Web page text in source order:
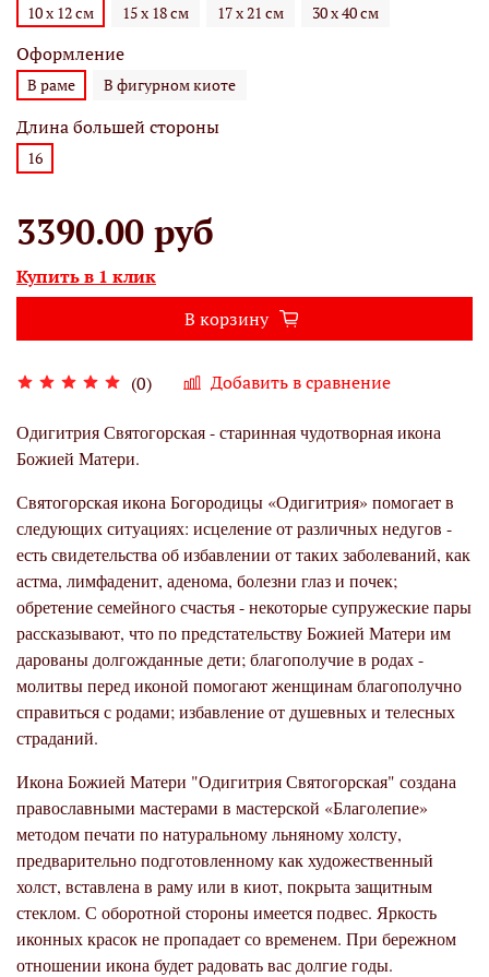
(0) Добавить в сравнение
10 х 12 см 15 х 18 см 17 х 21 см 30 х 40 см
Оформление
В раме В фигурном киоте
Длина большей стороны
16
3390.00 руб
Купить в 1 клик
В корзину
Одигитрия Святогорская - старинная чудотворная икона
Божией Матери.
Святогорская икона Богородицы «Одигитрия» помогает в
следующих ситуациях: исцеление от различных недугов -
есть свидетельства об избавлении от таких заболеваний, как
астма, лимфаденит, аденома, болезни глаз и почек;
обретение семейного счастья - некоторые супружеские пары
рассказывают, что по предстательству Божией Матери им
дарованы долгожданные дети; благополучие в родах -
молитвы перед иконой помогают женщинам благополучно
справиться с родами; избавление от душевных и телесных
страданий.
Икона Божией Матери "Одигитрия Святогорская" создана
православными мастерами в мастерской «Благолепие»
методом печати по натуральному льняному холсту,
предварительно подготовленному как художественный
холст, вставлена в раму или в киот, покрыта защитным
стеклом. С оборотной стороны имеется подвес. Яркость
иконных красок не пропадает со временем. При бережном
отношении икона будет радовать вас долгие годы.